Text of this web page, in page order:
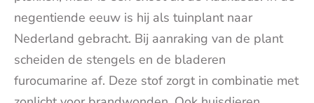
negentiende eeuw is hij als tuinplant naar
Nederland gebracht. Bij aanraking van de plant
scheiden de stengels en de bladeren
furocumarine af. Deze stof zorgt in combinatie met